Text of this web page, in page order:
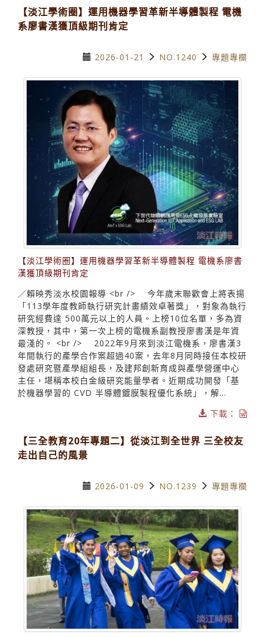
【淡江學術圈】運用機器學習革新半導體製程 電機
系廖書漢獲頂級期刊肯定
2026-01-21 NO.1240 專題專欄
【淡江學術圈】運用機器學習革新半導體製程 電機系廖書
漢獲頂級期刊肯定
／賴映秀淡水校園報導 <br /> 今年歲末聯歡會上將表揚
「113學年度教師執行研究計畫績效卓著獎」，對象為執行
研究經費達 500萬元以上的人員。上榜10位名單，多為資
深教授，其中，第一次上榜的電機系副教授廖書漢是年資
最淺的。 <br /> 2022年9月來到淡江電機系，廖書漢3
年間執行的產學合作案超過40案，去年8月同時接任本校研
發處研究暨產學組組長，及建邦創新育成與產學營運中心
主任，堪稱本校白金級研究能量學者。近期成功開發「基
於機器學習的 CVD 半導體鍍膜製程優化系統」，解...
下載：
【三全教育20年專題二】從淡江到全世界 三全校友
走出自己的風景
2026-01-09 NO.1239 專題專欄